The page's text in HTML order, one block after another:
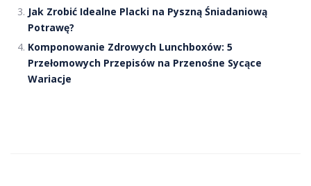
Jak Zrobić Idealne Placki na Pyszną Śniadaniową
Potrawę?
Komponowanie Zdrowych Lunchboxów: 5
Przełomowych Przepisów na Przenośne Sycące
Wariacje